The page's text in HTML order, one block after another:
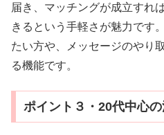
届き、マッチングが成立すれ
きるという手軽さが魅力です
たい方や、メッセージのやり
る機能です。
ポイント３・20代中心